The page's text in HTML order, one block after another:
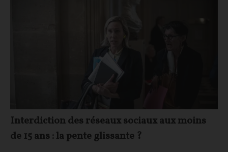
Interdiction des réseaux sociaux aux moins
de 15 ans : la pente glissante ?